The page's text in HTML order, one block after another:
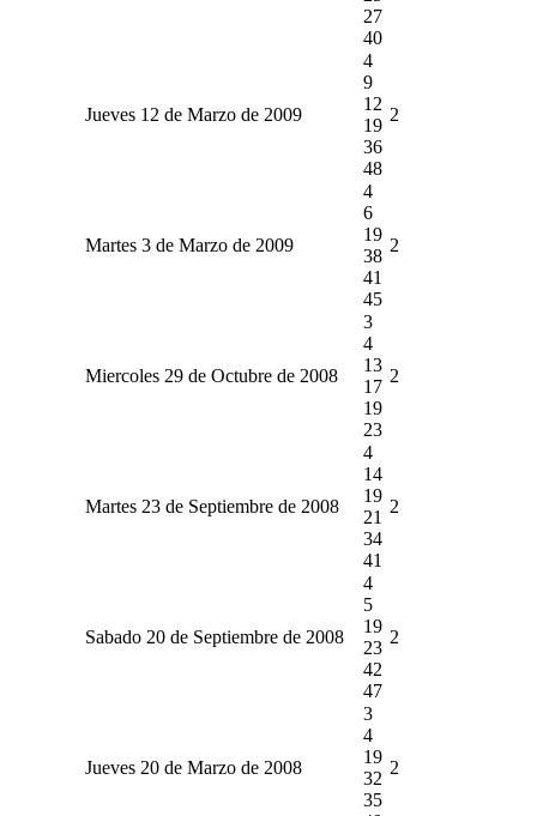
27
40
Jueves 12 de Marzo de 2009
4
9
12
19
36
48
2
Martes 3 de Marzo de 2009
4
6
19
38
41
45
2
Miercoles 29 de Octubre de 2008
3
4
13
17
19
23
2
Martes 23 de Septiembre de 2008
4
14
19
21
34
41
2
Sabado 20 de Septiembre de 2008
4
5
19
23
42
47
2
Jueves 20 de Marzo de 2008
3
4
19
32
35
2